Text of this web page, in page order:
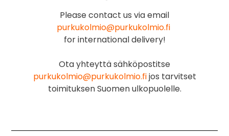
Please contact us via email
purkukolmio@purkukolmio.fi
for international delivery!
Ota yhteyttä sähköpostitse
purkukolmio@purkukolmio.fijos tarvitset
toimituksen Suomen ulkopuolelle.